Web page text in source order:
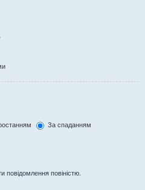
За спаданням
повідомлення повіністю.